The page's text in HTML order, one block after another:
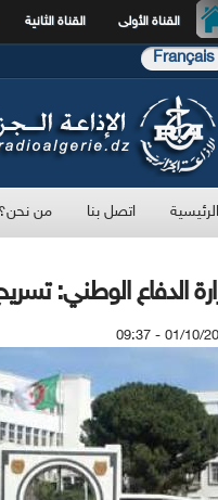
القناة الأولى القناة الثانية
Français
الرئيسية اتصل بنا من نحن؟
الدفاع الوطني: تسريح دفعتي 2013 /
01/10/2014 -